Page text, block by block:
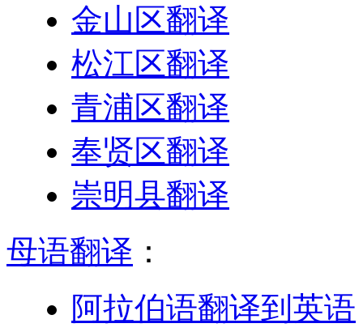
金山区翻译
松江区翻译
青浦区翻译
奉贤区翻译
崇明县翻译
母语翻译 ：
阿拉伯语翻译到英语